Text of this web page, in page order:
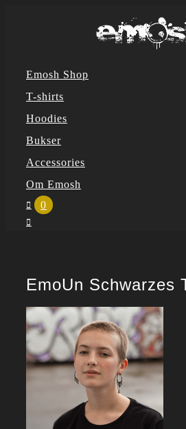
Emosh Shop
T-shirts
Hoodies
Bukser
Accessories
Om Emosh
0
EmoUn Schwarzes